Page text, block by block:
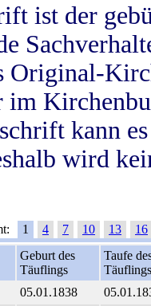
ist der
Original-
im
kann
wird
1 4 7 10 13
16
Geburt des
Täuflings
Taufe
Täuflings
05.01.1838